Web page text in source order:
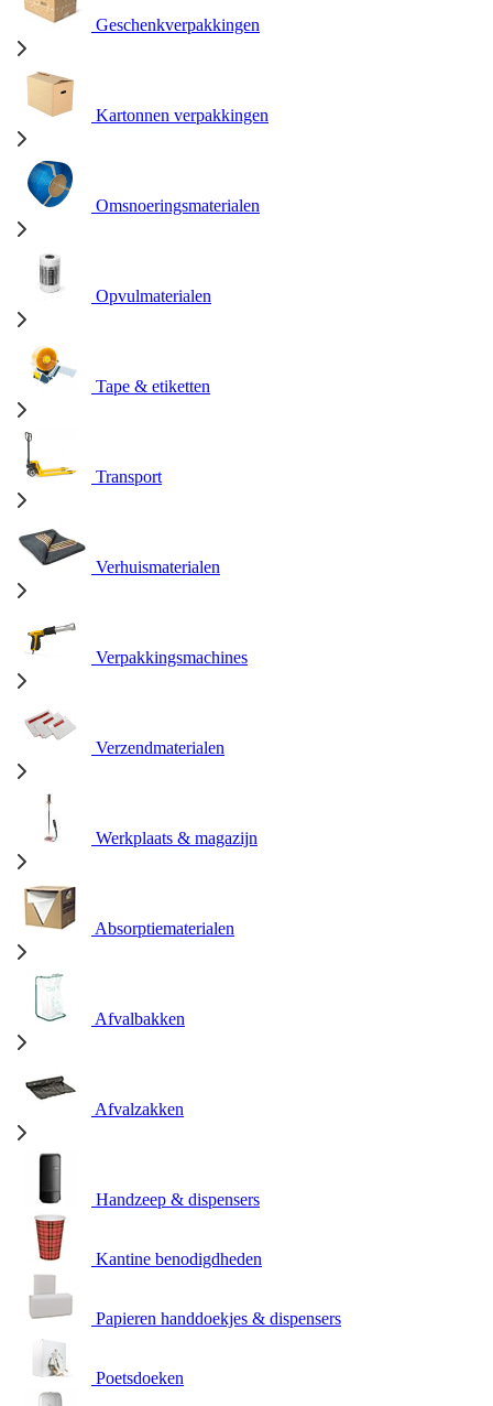
Geschenkverpakkingen
Kartonnen verpakkingen
Omsnoeringsmaterialen
Opvulmaterialen
Tape & etiketten
Transport
Verhuismaterialen
Verpakkingsmachines
Verzendmaterialen
Werkplaats & magazijn
Absorptiematerialen
Afvalbakken
Afvalzakken
Handzeep & dispensers
Kantine benodigdheden
Papieren handdoekjes & dispensers
Poetsdoeken